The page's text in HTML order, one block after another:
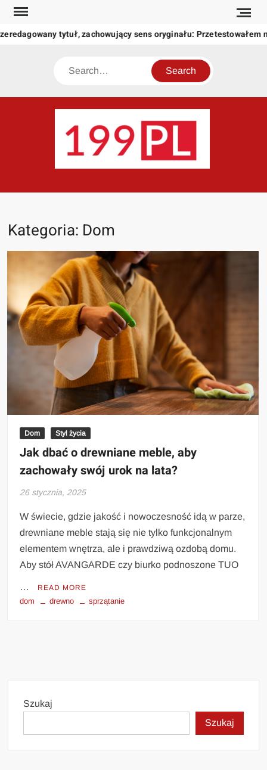
Skip
content
tytuł, zachowujący sens oryginału: Przetestowałem
Search
świat
Kategoria: Dom
Dom Styl życia
Jak dbać o drewniane meble, aby
zachowały swój urok na lata?
26 stycznia, 2025
W świecie, gdzie jakość i nowoczesność idą w parze,
drewniane meble stają się nie tylko funkcjonalnym
elementem wnętrza, ale i prawdziwą ozdobą domu.
Aby stół AVANGARDE czy biurko podnoszone TUO
… READ MORE
dom drewno sprzątanie
Szukaj
Szukaj